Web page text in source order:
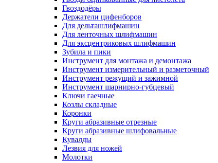
Гвоздодёры
Держатели цифенборов
Для дельташлифмашин
Для ленточных шлифмашин
Для эксцентриковых шлифмашин
Зубила и пики
Инструмент для монтажа и демонтажа
Инструмент измерительный и разметочный
Инструмент режущий и зажимной
Инструмент шарнирно-губцевый
Ключи гаечные
Козлы складные
Коронки
Круги абразивные отрезные
Круги абразивные шлифовальные
Кувалды
Лезвия для ножей
Молотки